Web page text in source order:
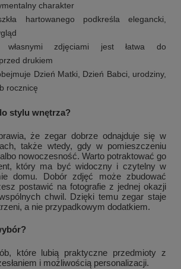
charakter
hartowanego podkreśla elegancki,
własnymi zdjęciami jest łatwa do
drukiem
Dzień Matki, Dzień Babci, urodziny,
rocznicę
stylu wnętrza?
że zegar dobrze odnajduje się w
także wtedy, gdy w pomieszczeniu
nowoczesność. Warto potraktować go
który ma być widoczny i czytelny w
domu. Dobór zdjęć może zbudować
postawić na fotografie z jednej okazji
chwil. Dzięki temu zegar staje
a nie przypadkowym dodatkiem.
które lubią praktyczne przedmioty z
i możliwością personalizacji.